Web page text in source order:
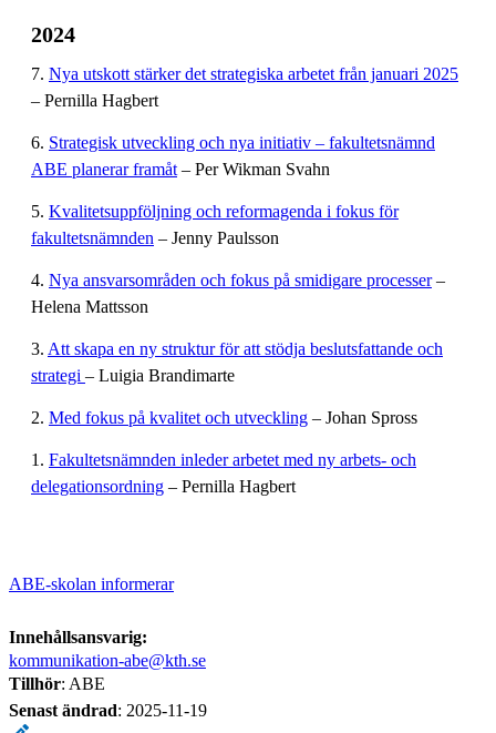
2024
7. Nya utskott stärker det strategiska arbetet från januari 2025
– Pernilla Hagbert
6. Strategisk utveckling och nya initiativ – fakultetsnämnd
ABE planerar framåt – Per Wikman Svahn
5. Kvalitetsuppföljning och reformagenda i fokus för
fakultetsnämnden – Jenny Paulsson
4. Nya ansvarsområden och fokus på smidigare processer–
Helena Mattsson
3. Att skapa en ny struktur för att stödja beslutsfattande och
strategi – Luigia Brandimarte
2. Med fokus på kvalitet och utveckling – Johan Spross
1. Fakultetsnämnden inleder arbetet med ny arbets- och
delegationsordning – Pernilla Hagbert
ABE-skolan informerar
Innehållsansvarig:
kommunikation-abe@kth.se
Tillhör: ABE
Senast ändrad: 2025-11-19